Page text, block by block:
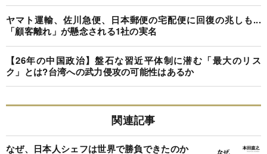
ヤマト運輸、佐川急便、日本郵便の宅配便に回復の兆しも...
「顧客離れ」が懸念される1社の実名
【26年の中国政治】盤石な習近平体制に潜む「最大のリス
ク」とは?台湾への武力侵攻の可能性はあるか
関連記事
なぜ、日本人シェフは世界で勝負できたのか